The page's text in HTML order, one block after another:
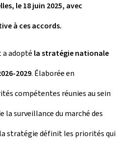
le 18 juin 2025, avec
à ces accords.
a adopté la stratégie nationale
2029. Élaborée en
compétentes réunies au sein
surveillance du marché des
stratégie définit les priorités qui